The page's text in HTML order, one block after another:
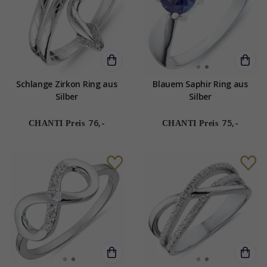
Schlange Zirkon Ring aus
Silber
CHANTI Preis 76,-
Blauem Saphir Ring aus
Silber
CHANTI Preis 75,-